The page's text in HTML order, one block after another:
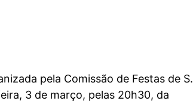
pela Comissão de Festas de S.
3 de março, pelas 20h30, da